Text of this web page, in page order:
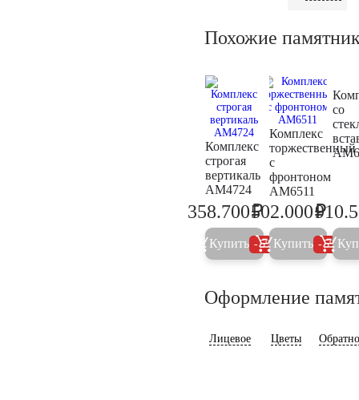
Похожие
Комплекс
строгая
вертикаль
AM4724
377.600
358.700₽
Купить 5%
Комплекс
торжественный
с
фронтоном
AM6511
502.000₽
Купить 5%
со
Оформление
Лицевое Цветы